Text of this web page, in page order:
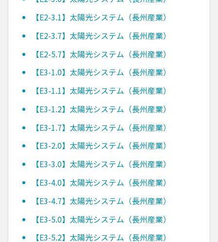
【E2-3.1】太陽光システム（長州産業）
【E2-3.7】太陽光システム（長州産業）
【E2-5.7】太陽光システム（長州産業）
【E3-1.0】太陽光システム（長州産業）
【E3-1.1】太陽光システム（長州産業）
【E3-1.2】太陽光システム（長州産業）
【E3-1.7】太陽光システム（長州産業）
【E3-2.0】太陽光システム（長州産業）
【E3-3.0】太陽光システム（長州産業）
【E3-4.0】太陽光システム（長州産業）
【E3-4.7】太陽光システム（長州産業）
【E3-5.0】太陽光システム（長州産業）
【E3-5.2】太陽光システム（長州産業）